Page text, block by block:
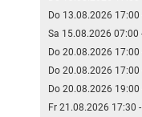
Do 13.08.2026 17:00
Sa 15.08.2026 07:00
Do 20.08.2026 17:00
Do 20.08.2026 17:00
Do 20.08.2026 19:00
Fr 21.08.2026 17:30